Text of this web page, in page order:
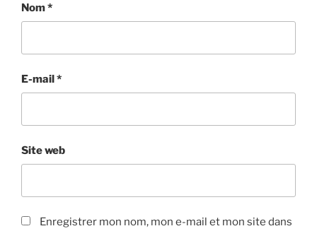
Nom*
E-mail*
Site web
Enregistrer mon nom, mon e-mail et mon site dans